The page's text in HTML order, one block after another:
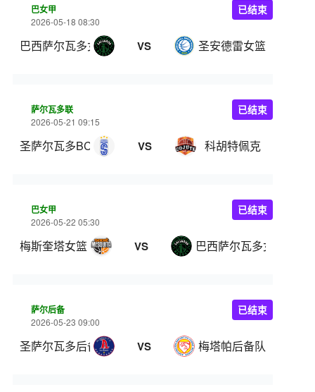
巴女甲
2026-05-18 08:30
巴西萨尔瓦多女篮 VS 圣安德雷女篮
已结束
萨尔瓦多联
2026-05-21 09:15
圣萨尔瓦多BC VS 科胡特佩克
已结束
巴女甲
2026-05-22 05:30
梅斯奎塔女篮 VS 巴西萨尔瓦多女篮
已结束
萨尔后备
2026-05-23 09:00
圣萨尔瓦多后备 VS 梅塔帕后备队
已结束